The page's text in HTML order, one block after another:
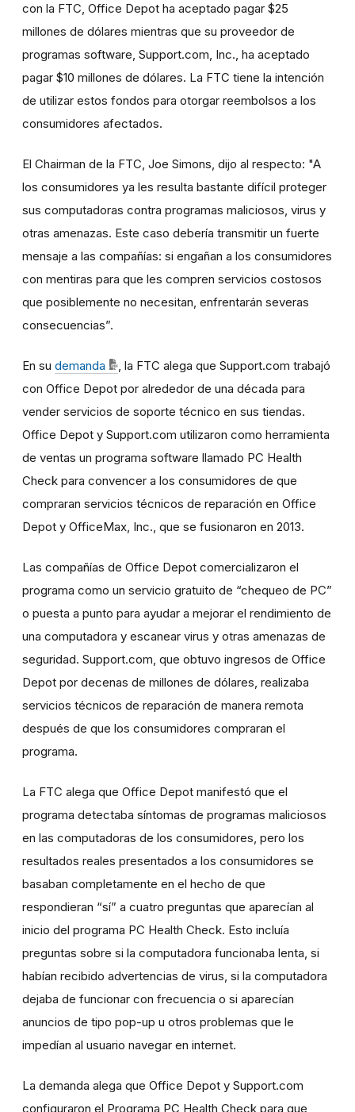
con la FTC, Office Depot ha aceptado pagar $25
millones de dólares mientras que su proveedor de
programas software, Support.com, Inc., ha aceptado
pagar $10 millones de dólares. La FTC tiene la intención
de utilizar estos fondos para otorgar reembolsos a los
consumidores afectados.
El Chairman de la FTC, Joe Simons, dijo al respecto: "A
los consumidores ya les resulta bastante difícil proteger
sus computadoras contra programas maliciosos, virus y
otras amenazas. Este caso debería transmitir un fuerte
mensaje a las compañías: si engañan a los consumidores
con mentiras para que les compren servicios costosos
que posiblemente no necesitan, enfrentarán severas
consecuencias”.
En su demanda
, la FTC alega que Support.com trabajó
con Office Depot por alrededor de una década para
vender servicios de soporte técnico en sus tiendas.
Office Depot y Support.com utilizaron como herramienta
de ventas un programa software llamado PC Health
Check para convencer a los consumidores de que
compraran servicios técnicos de reparación en Office
Depot y OfficeMax, Inc., que se fusionaron en 2013.
Las compañías de Office Depot comercializaron el
programa como un servicio gratuito de “chequeo de PC”
o puesta a punto para ayudar a mejorar el rendimiento de
una computadora y escanear virus y otras amenazas de
seguridad. Support.com, que obtuvo ingresos de Office
Depot por decenas de millones de dólares, realizaba
servicios técnicos de reparación de manera remota
después de que los consumidores compraran el
programa.
La FTC alega que Office Depot manifestó que el
programa detectaba síntomas de programas maliciosos
en las computadoras de los consumidores, pero los
resultados reales presentados a los consumidores se
basaban completamente en el hecho de que
respondieran “sí” a cuatro preguntas que aparecían al
inicio del programa PC Health Check. Esto incluía
preguntas sobre si la computadora funcionaba lenta, si
habían recibido advertencias de virus, si la computadora
dejaba de funcionar con frecuencia o si aparecían
anuncios de tipo pop-up u otros problemas que le
impedían al usuario navegar en internet.
La demanda alega que Office Depot y Support.com
configuraron el Programa PC Health Check para que